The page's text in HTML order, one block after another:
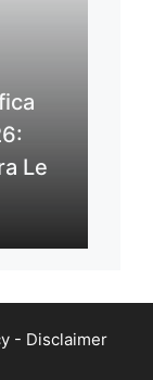
Le
- Disclaimer